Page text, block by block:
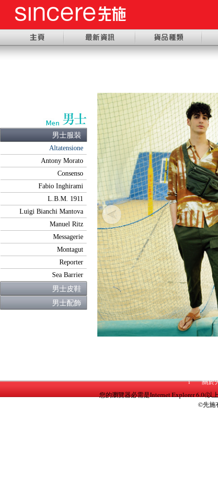
男士服裝
Altatensione
Antony Morato
Consenso
Fabio Inghirami
L.B.M. 1911
Luigi Bianchi Mantova
Manuel Ritz
Messagerie
Montagut
Reporter
Sea Barrier
男士皮鞋
男士配飾
Previous
i
關於
您的瀏覽器必需是Internet Explorer 6.0(以
©先施